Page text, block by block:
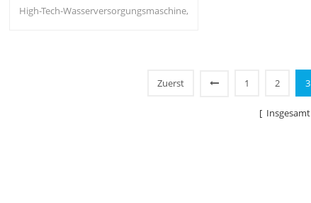
High-Tech-Wasserversorgungsmaschine,
Zuerst
1 2 3
[ Insgesamt